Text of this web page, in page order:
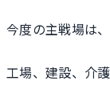
今度の主戦場は
工場、建設、介